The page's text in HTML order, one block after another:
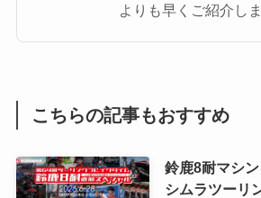
よりも早くご紹介し
こちらの記事もおすすめ
鈴鹿8耐マシ
シムラツーリ